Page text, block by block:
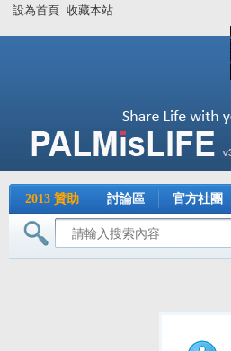
設為首頁 收藏本站
2013 贊助 討論區 官方社團